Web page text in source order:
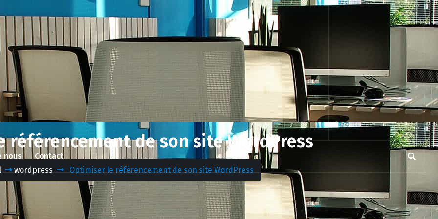
nous Contact
référencement de son site WordPress
wordpress Optimiser le référencement de son site WordPress